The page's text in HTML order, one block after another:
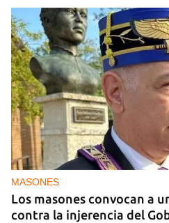
MÚSICA
Un público enamorado de
censura en un homenaje
MASONES
Los masones convocan a
contra la injerencia del